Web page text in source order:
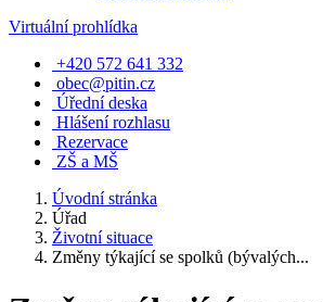
Virtuální prohlídka
+420 572 641 332
obec@pitin.cz
Úřední deska
Hlášení rozhlasu
Rezervace
ZŠ a MŠ
Úvodní stránka
Úřad
Životní situace
Změny týkající se spolků (bývalých...